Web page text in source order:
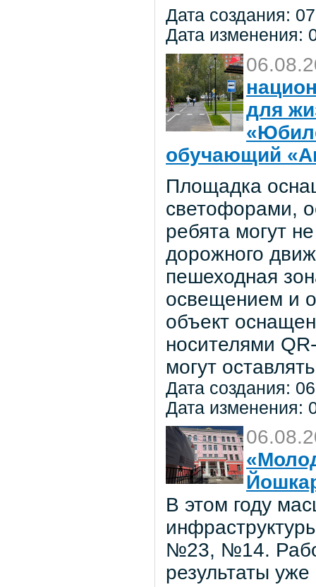
Дата создания:
Дата изменения:
для
обучающий
Площадка
светофорами,
ребята могут
дорожного
пешеходная
освещением и
объект
носителями
могут
Дата создания:
Дата изменения:
В этом году
№23, №14.
результаты